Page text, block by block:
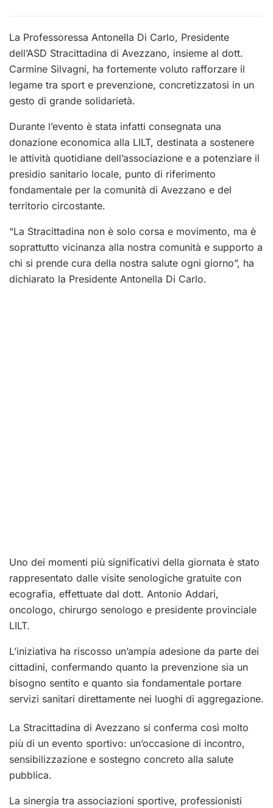
La Professoressa Antonella Di Carlo, Presidente
dell’ASD Stracittadina di Avezzano, insieme al dott.
Carmine Silvagni, ha fortemente voluto rafforzare il
legame tra sport e prevenzione, concretizzatosi in un
gesto di grande solidarietà.
Durante l’evento è stata infatti consegnata una
donazione economica alla LILT, destinata a sostenere
le attività quotidiane dell’associazione e a potenziare il
presidio sanitario locale, punto di riferimento
fondamentale per la comunità di Avezzano e del
territorio circostante.
“La Stracittadina non è solo corsa e movimento, ma è
soprattutto vicinanza alla nostra comunità e supporto a
chi si prende cura della nostra salute ogni giorno”, ha
dichiarato la Presidente Antonella Di Carlo.
Uno dei momenti più significativi della giornata è stato
rappresentato dalle visite senologiche gratuite con
ecografia, effettuate dal dott. Antonio Addari,
oncologo, chirurgo senologo e presidente provinciale
LILT.
L’iniziativa ha riscosso un’ampia adesione da parte dei
cittadini, confermando quanto la prevenzione sia un
bisogno sentito e quanto sia fondamentale portare
servizi sanitari direttamente nei luoghi di aggregazione.
La Stracittadina di Avezzano si conferma così molto
più di un evento sportivo: un’occasione di incontro,
sensibilizzazione e sostegno concreto alla salute
pubblica.
La sinergia tra associazioni sportive, professionisti